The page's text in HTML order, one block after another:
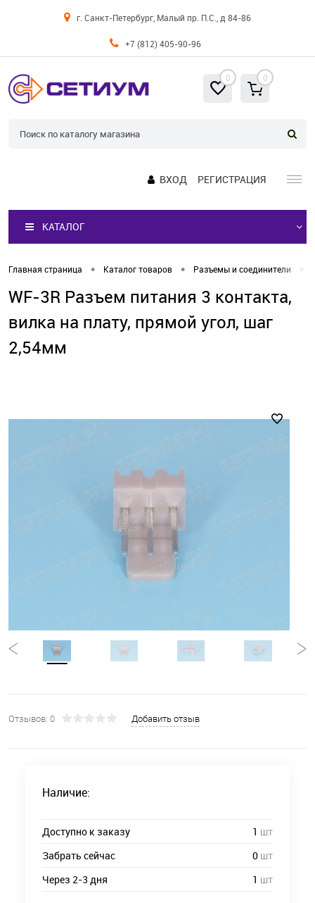
г. Санкт-Петербург, Малый пр. П.С., д 84-86
+7 (812) 405-90-96
0 0
ВХОД РЕГИСТРАЦИЯ
КАТАЛОГ
Главная страница • Каталог товаров • Разъемы и соединители
WF-3R Разъем питания 3 контакта,
вилка на плату, прямой угол, шаг
2,54мм
Отзывов: 0 Добавить отзыв
Наличие:
Доступно к заказу 1 шт
Забрать сейчас
0 шт
Через 2-3 дня
1 шт